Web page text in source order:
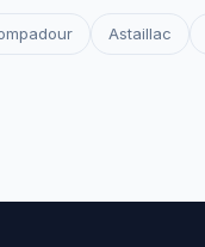
Astaillac